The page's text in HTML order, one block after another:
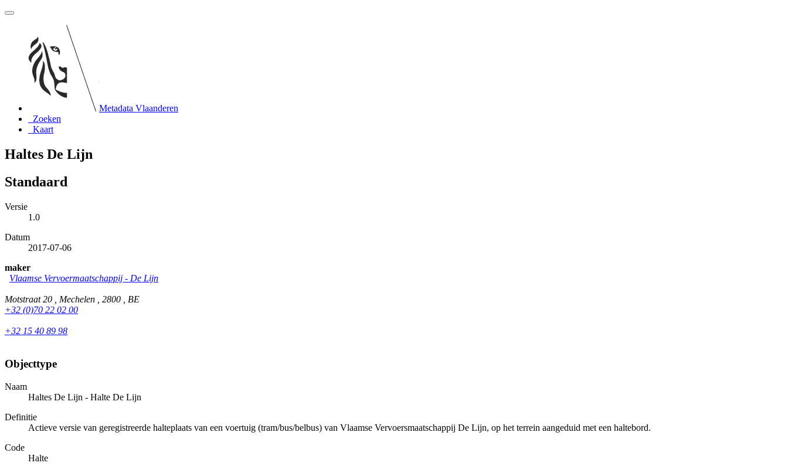
Metadata Vlaanderen
Zoeken
Kaart
Haltes De Lijn
Standaard
Versie
1.0
Datum
2017-07-06
maker
Vlaamse Vervoermaatschappij - De Lijn
Motstraat 20 , Mechelen , 2800 , BE
+32 (0)70 22 02 00
+32 15 40 89 98
Objecttype
Naam
Haltes De Lijn - Halte De Lijn
Definitie
Actieve versie van geregistreerde halteplaats van een voertuig (tram/bus/belbus) van Vlaamse Vervoersmaatschappij De Lijn, op het terrein aangeduid met een haltebord.
Code
Halte